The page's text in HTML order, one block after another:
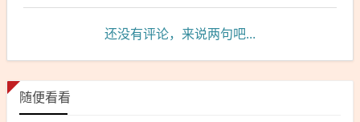
还没有评论，来说两句吧...
随便看看